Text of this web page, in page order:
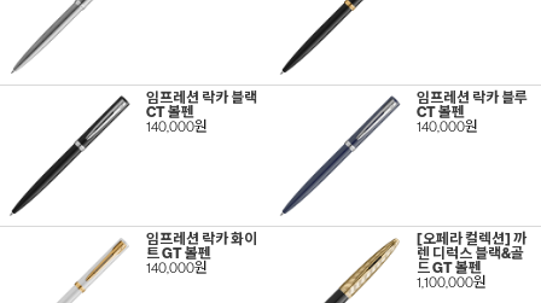
임프레션 락카 블랙
CT 볼펜
140,000원
임프레션 락카 블루
CT 볼펜
140,000원
임프레션 락카 화이
트 GT 볼펜
140,000원
[오페라 컬렉션] 까
렌 디럭스 블랙&골
드 GT 볼펜
1,100,000원